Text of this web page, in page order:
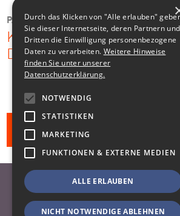
PACK DEIN STUDIUM
Kommunikationsstrategie
Durchblick im
Alle Klienten
Nach oben
Datenschutzhinweise
Durch das Klicken von "Alle erlauben"
Sie dieser Internetseite, deren Partnern und
Dritten die Einwilligung personenbezogene
Daten zu verarbeiten. Weitere Hinweise
finden Sie unter unserer
Datenschutzerklärung.
NOTWENDIG
STATISTIKEN
MARKETING
FUNKTIONEN & EXTERNE MEDIEN
ALLE ERLAUBEN
NICHT NOTWENDIGE ABLEHNEN